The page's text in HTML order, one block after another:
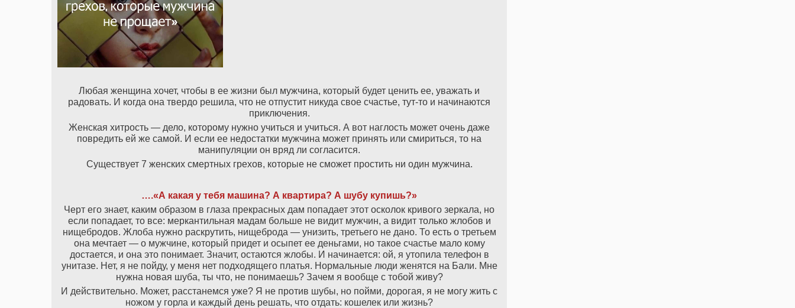
Любая женщина хочет, чтобы в ее жизни был мужчина, который будет ценить ее, уважать и
радовать. И когда она твердо решила, что не отпустит никуда свое счастье, тут-то и начинаются
приключения.
Женская хитрость — дело, которому нужно учиться и учиться. А вот наглость может очень даже
повредить ей же самой. И если ее недостатки мужчина может принять или смириться, то на
манипуляции он вряд ли согласится.
Существует 7 женских смертных грехов, которые не сможет простить ни один мужчина.
….«А какая у тебя машина? А квартира? А шубу купишь?»
Черт его знает, каким образом в глаза прекрасных дам попадает этот осколок кривого зеркала, но
если попадает, то все: меркантильная мадам больше не видит мужчин, а видит только жлобов и
нищебродов. Жлоба нужно раскрутить, нищеброда — унизить, третьего не дано. То есть о третьем
она мечтает — о мужчине, который придет и осыпет ее деньгами, но такое счастье мало кому
достается, и она это понимает. Значит, остаются жлобы. И начинается: ой, я утопила телефон в
унитазе. Нет, я не пойду, у меня нет подходящего платья. Нормальные люди женятся на Бали. Мне
нужна новая шуба, ты что, не понимаешь? Зачем я вообще с тобой живу?
И действительно. Может, расстанемся уже? Я не против шубы, но пойми, дорогая, я не могу жить с
ножом у горла и каждый день решать, что отдать: кошелек или жизнь?